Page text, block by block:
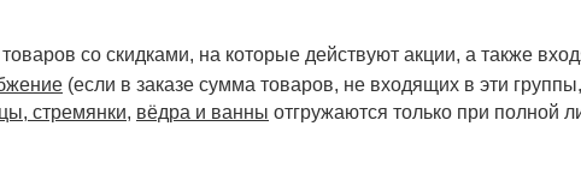
со скидками, на которые действуют акции, а также
(если в заказе сумма товаров, не входящих в эти
стремянки, вёдра и ванны отгружаются только при полной